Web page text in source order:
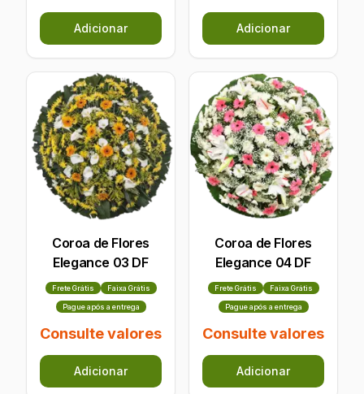
Adicionar Adicionar
Coroa de Flores
Elegance 03 DF
Frete Grátis Faixa Grátis
Pague após a entrega
Consulte valores
Adicionar
Coroa de Flores
Elegance 04 DF
Frete Grátis Faixa Grátis
Pague após a entrega
Consulte valores
Adicionar